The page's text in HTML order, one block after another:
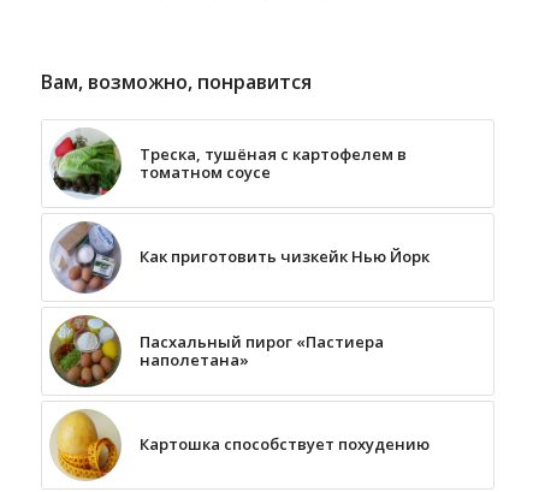
Вам, возможно, понравится
Треска, тушёная с картофелем в
томатном соусе
Как приготовить чизкейк Нью Йорк
Пасхальный пирог «Пастиера
наполетана»
Картошка способствует похудению